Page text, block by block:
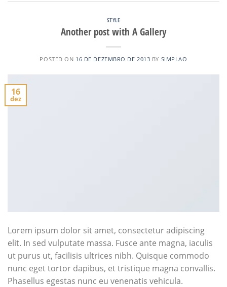
STYLE
Another post with A Gallery
POSTED ON 16 DE DEZEMBRO DE 2013 BY SIMPLAO
16
dez
Lorem ipsum dolor sit amet, consectetur adipiscing
elit. In sed vulputate massa. Fusce ante magna, iaculis
ut purus ut, facilisis ultrices nibh. Quisque commodo
nunc eget tortor dapibus, et tristique magna convallis.
Phasellus egestas nunc eu venenatis vehicula.